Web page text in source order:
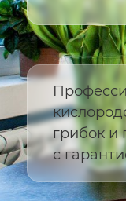
грибок и
с